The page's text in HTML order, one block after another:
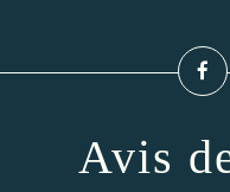
Avis